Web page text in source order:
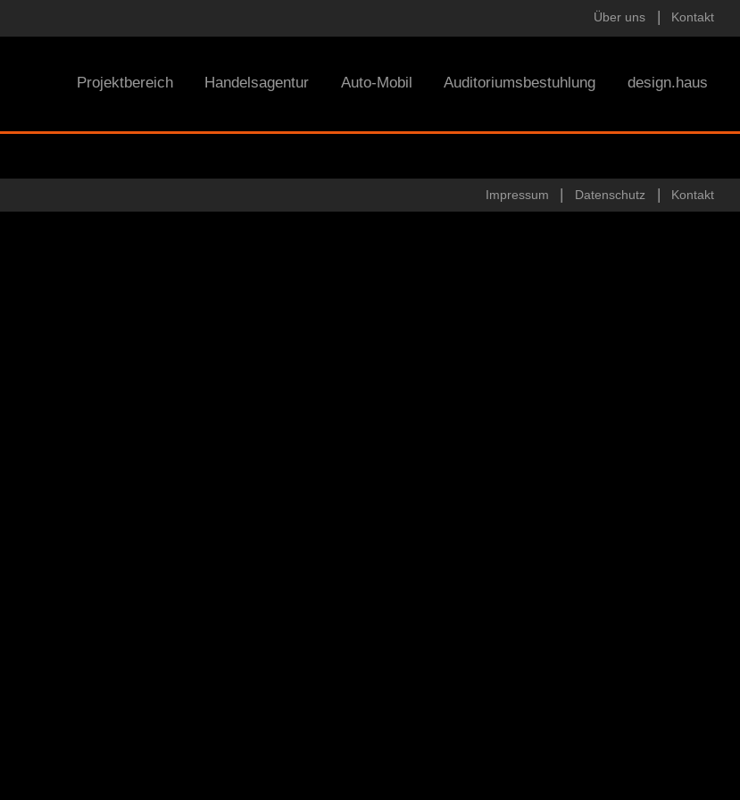
Über uns Kontakt
Projektbereich Handelsagentur Auto-Mobil Auditoriumsbestuhlung design.haus
Impressum Datenschutz Kontakt